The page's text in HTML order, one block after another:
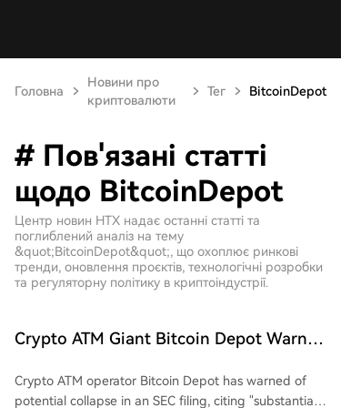
Головна
Новини про
криптовалюти
Тег BitcoinDepot
# Пов'язані статті
щодо BitcoinDepot
Центр новин HTX надає останні статті та
поглиблений аналіз на тему
&quot;BitcoinDepot&quot;, що охоплює ринкові
тренди, оновлення проєктів, технологічні розробки
та регуляторну політику в криптоіндустрії.
Crypto ATM Giant Bitcoin Depot Warns
Crypto ATM operator Bitcoin Depot has warned of
potential collapse in an SEC filing, citing "substantial